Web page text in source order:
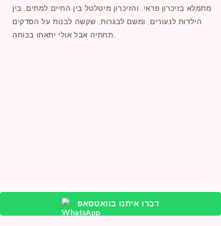
מתמלא בזיכרון פראי, והזיכרון מיטלטל בין החיים למתים, בין
הילדות לנעורים, ומשם לבגרות, שקשה לבנות על הסדקים
תחתיה אבל אולי יתאחו בכוחה.
דברו איתנו בוואטסאפ